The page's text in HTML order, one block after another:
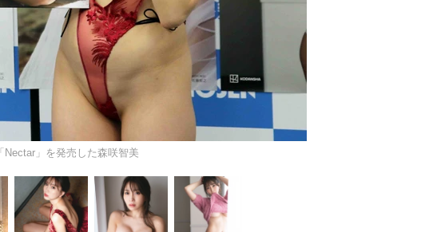
Nectar」を発売した森咲智美